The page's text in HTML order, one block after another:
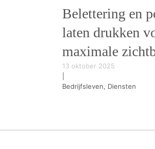
Belettering en
laten drukken
maximale
13 oktober 2025
Bedrijfsleven, Diensten